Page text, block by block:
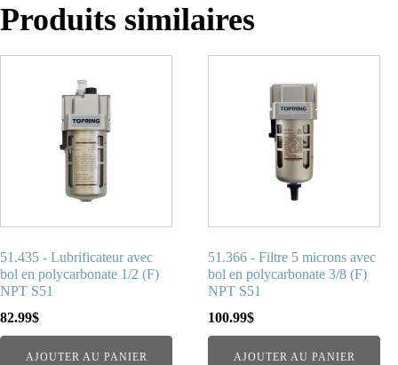
Produits similaires
51.435 - Lubrificateur avec
bol en polycarbonate 1/2 (F)
NPT S51
82.99$
AJOUTER AU PANIER
51.366 - Filtre 5 microns avec
bol en polycarbonate 3/8 (F)
NPT S51
100.99$
AJOUTER AU PANIER